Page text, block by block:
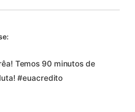
Temos 90 minutos de
#euacredito